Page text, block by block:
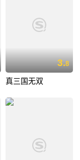
3.8
真三国无双